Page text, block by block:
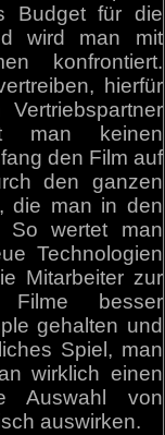
Budget für die
wird man mit
konfrontiert.
hierfür
man keinen
den Film auf
den ganzen
die man in den
So wertet man
Technologien
Mitarbeiter zur
Filme besser
gehalten und
Spiel, man
wirklich einen
Auswahl von
auswirken.